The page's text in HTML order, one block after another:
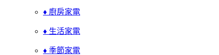
♦ 廚房家電
♦ 生活家電
♦ 季節家電